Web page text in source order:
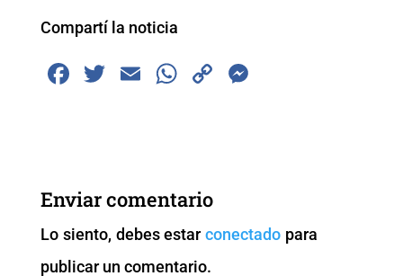
Compartí la noticia
F
b
o
o
T
E
W
A
p
p
C
k
er
Enviar comentario
Lo siento, debes estarconectado para
publicar un comentario.